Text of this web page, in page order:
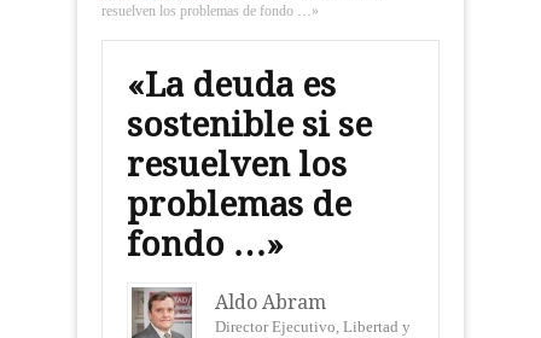
resuelven los problemas de fondo …»
«La deuda es
sostenible si se
resuelven los
problemas de
fondo …»
Aldo Abram
Director Ejecutivo, Libertad y